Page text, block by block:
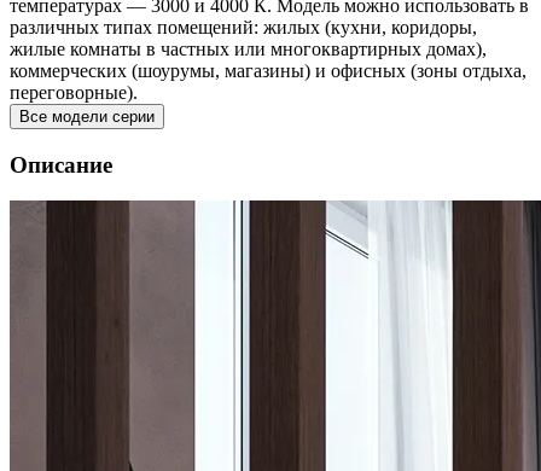
температурах — 3000 и 4000 К. Модель можно использовать в
различных типах помещений: жилых (кухни, коридоры,
жилые комнаты в частных или многоквартирных домах),
коммерческих (шоурумы, магазины) и офисных (зоны отдыха,
переговорные).
Все модели серии
Описание